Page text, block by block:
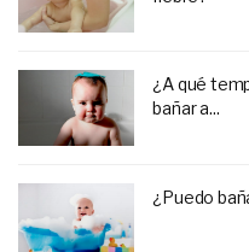
¿A qué
bañar a...
¿Puedo